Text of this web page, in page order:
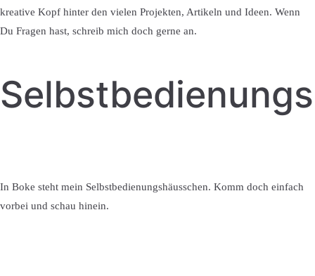
kreative Kopf hinter den vielen Projekten, Artikeln und Ideen. Wenn
Du Fragen hast, schreib mich doch gerne an.
In Boke steht mein Selbstbedienungshäusschen. Komm doch einfach
vorbei und schau hinein.